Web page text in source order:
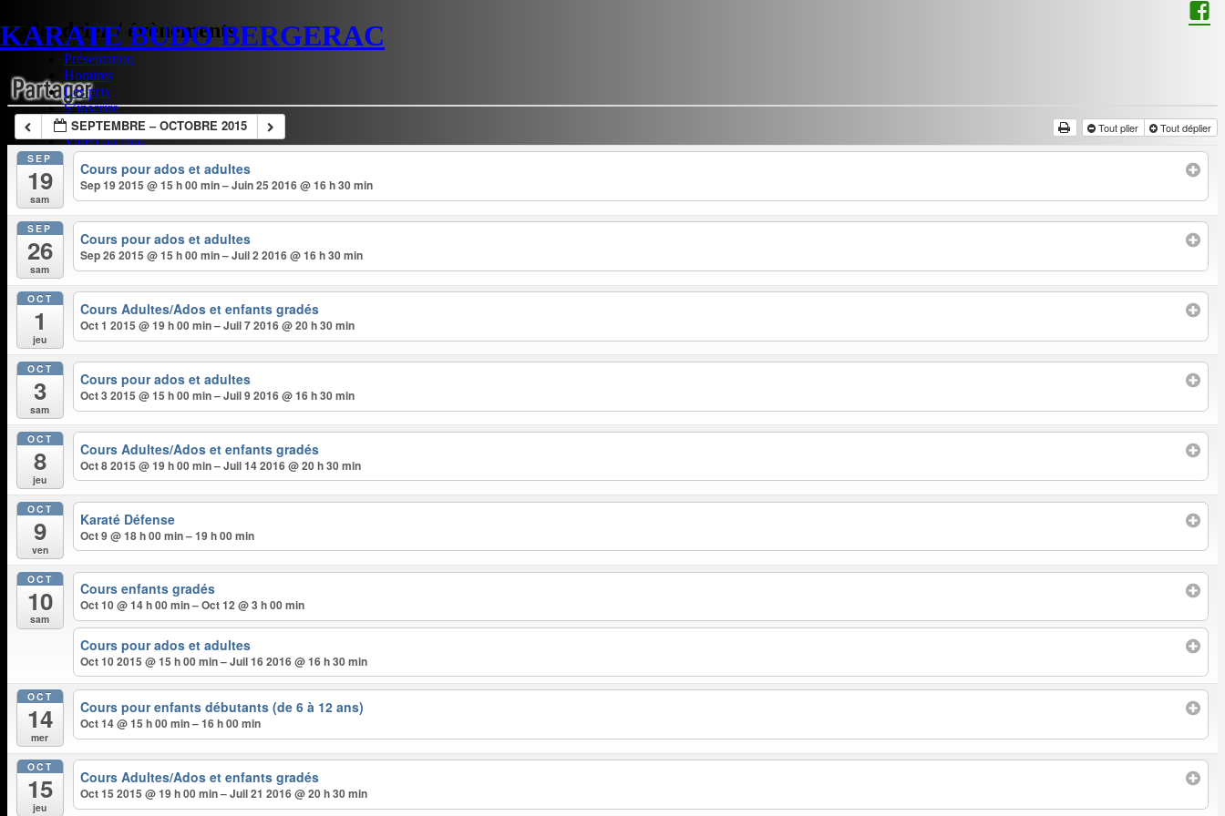
KARATE BUDO BERGERAC
Aller
contenu
Présentation
Horaires
Les prix
S’inscrire
Plan d’accès
Vidéo du club
Contact
Menu principal
Calendrier / évènements
SEPTEMBRE – OCTOBRE 2015 Tout plier Tout déplier
SEP
19
sam
Cours pour ados et adultes
Sep 19 2015 @ 15 h 00 min – Juin 25 2016 @ 16 h 30 min
SEP
26
sam
Cours pour ados et adultes
Sep 26 2015 @ 15 h 00 min – Juil 2 2016 @ 16 h 30 min
OCT
1
jeu
Cours Adultes/Ados et enfants gradés
Oct 1 2015 @ 19 h 00 min – Juil 7 2016 @ 20 h 30 min
OCT
3
sam
Cours pour ados et adultes
Oct 3 2015 @ 15 h 00 min – Juil 9 2016 @ 16 h 30 min
OCT
8
jeu
Cours Adultes/Ados et enfants gradés
Oct 8 2015 @ 19 h 00 min – Juil 14 2016 @ 20 h 30 min
OCT
9
ven
Karaté Défense
Oct 9 @ 18 h 00 min – 19 h 00 min
OCT
10
sam
Cours enfants gradés
Oct 10 @ 14 h 00 min – Oct 12 @ 3 h 00 min
Cours pour ados et adultes
Oct 10 2015 @ 15 h 00 min – Juil 16 2016 @ 16 h 30 min
OCT
14
mer
Cours pour enfants débutants (de 6 à 12 ans)
Oct 14 @ 15 h 00 min – 16 h 00 min
OCT
15
jeu
Cours Adultes/Ados et enfants gradés
Oct 15 2015 @ 19 h 00 min – Juil 21 2016 @ 20 h 30 min